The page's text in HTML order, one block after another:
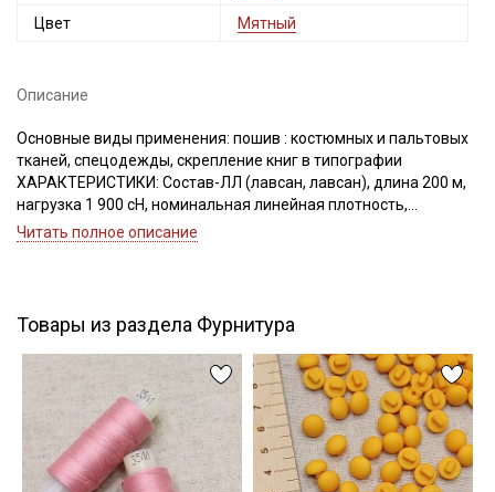
Цвет Мятный
Описание
Основные виды применения: пошив : костюмных и пальтовых
тканей, спецодежды, скрепление книг в типографии
ХАРАКТЕРИСТИКИ: Состав-ЛЛ (лавсан, лавсан), длина 200 м,
нагрузка 1 900 сН, номинальная линейная плотность,
Текс(структура)- 43,5 (21Текс*2)
Читать полное описание
Товары из раздела Фурнитура
Электронная почта
Подписаться
Ознакомлен(а) сПолитикой обработки персональных
и даю
Согласие на обработку персональных
данных